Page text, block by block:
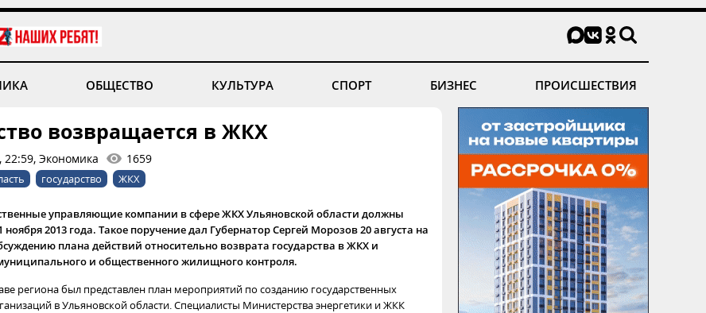
ОБЩЕСТВО КУЛЬТУРА СПОРТ БИЗНЕС ПРОИСШЕСТВИЯ
возвращается в ЖКХ
22:59, Экономика 1659
государство ЖКХ
управляющие компании в сфере ЖКХ Ульяновской области должны
2013 года. Такое поручение дал Губернатор Сергей Морозов 20 августа на
плана действий относительно возврата государства в ЖКХ и
и общественного жилищного контроля.
региона был представлен план мероприятий по созданию государственных
в Ульяновской области. Специалисты Министерства энергетики и ЖКК